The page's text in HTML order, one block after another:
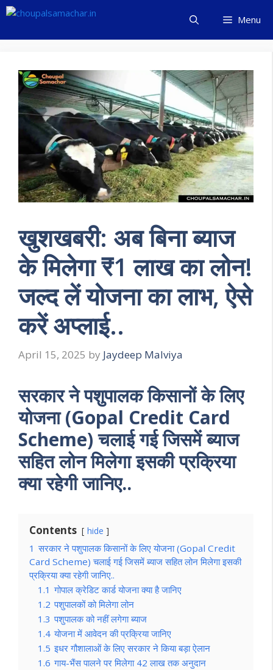
Skip
content
Menu
खुशखबरी: अब बिना ब्याज
के मिलेगा ₹1 लाख का लोन!
जल्द लें योजना का लाभ, ऐसे
करें अप्लाई..
April 15, 2025 by Jaydeep Malviya
सरकार ने पशुपालक किसानों के लिए
योजना (Gopal Credit Card
Scheme) चलाई गई जिसमें ब्याज
सहित लोन मिलेगा इसकी प्रक्रिया
क्या रहेगी जानिए..
Contents hide
1 सरकार ने पशुपालक किसानों के लिए योजना (Gopal Credit
Card Scheme) चलाई गई जिसमें ब्याज सहित लोन मिलेगा इसकी
प्रक्रिया क्या रहेगी जानिए..
1.1 गोपाल क्रेडिट कार्ड योजना क्या है जानिए
1.2 पशुपालकों को मिलेगा लोन
1.3 पशुपालक को नहीं लगेगा ब्याज
1.4 योजना में आवेदन की प्रक्रिया जानिए
1.5 इधर गौशालाओं के लिए सरकार ने किया बड़ा ऐलान
1.6 गाय-भैंस पालने पर मिलेगा 42 लाख तक अनुदान